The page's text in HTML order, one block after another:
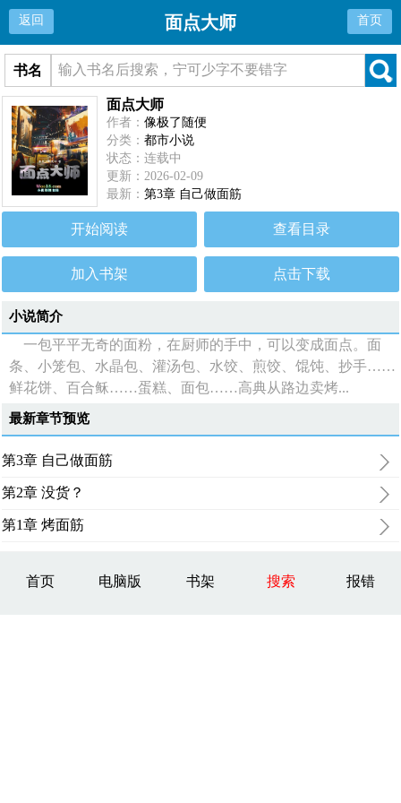
返回 面点大师 首页
书名
面点大师
作者：像极了随便
分类：都市小说
状态：连载中
更新：2026-02-09
最新：第3章 自己做面筋
开始阅读 查看目录
加入书架 点击下载
小说简介
一包平平无奇的面粉，在厨师的手中，可以变成面点。面
条、小笼包、水晶包、灌汤包、水饺、煎饺、馄饨、抄手……
鲜花饼、百合稣……蛋糕、面包……高典从路边卖烤...
最新章节预览
第3章 自己做面筋
第2章 没货？
第1章 烤面筋
首页 电脑版 书架 搜索 报错